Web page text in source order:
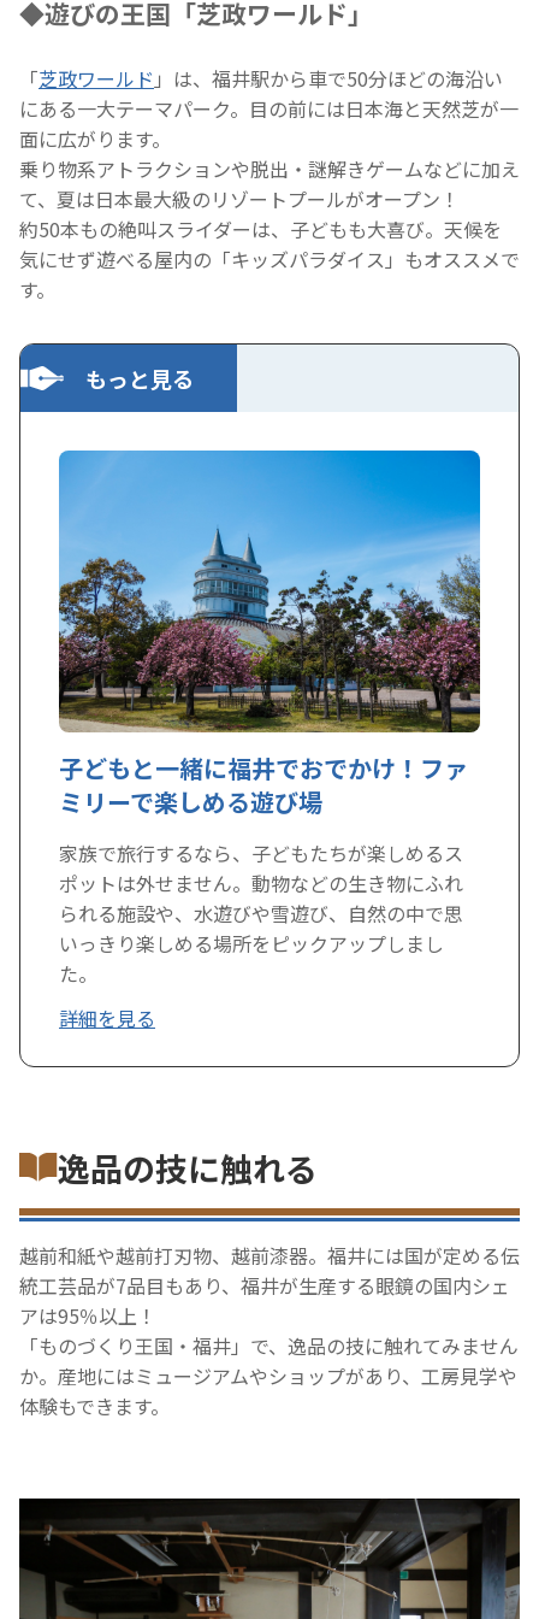
◆遊びの王国「芝政ワールド」
「芝政ワールド 」は、福井駅から車で50分ほどの海沿い
にある一大テーマパーク。目の前には日本海と天然芝が一
面に広がります。
乗り物系アトラクションや脱出・謎解きゲームなどに加え
て、夏は日本最大級のリゾートプールがオープン！
約50本もの絶叫スライダーは、子どもも大喜び。天候を
気にせず遊べる屋内の「キッズパラダイス」もオススメで
す。
もっと見る
子どもと一緒に福井でおでかけ！ファ
ミリーで楽しめる遊び場
家族で旅行するなら、子どもたちが楽しめるス
ポットは外せません。動物などの生き物にふれ
られる施設や、水遊びや雪遊び、自然の中で思
いっきり楽しめる場所をピックアップしまし
た。
詳細を見る
逸品の技に触れる
越前和紙や越前打刃物、越前漆器。福井には国が定める伝
統工芸品が7品目もあり、福井が生産する眼鏡の国内シェ
アは95％以上！
「ものづくり王国・福井」で、逸品の技に触れてみません
か。産地にはミュージアムやショップがあり、工房見学や
体験もできます。